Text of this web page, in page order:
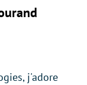
j'adore